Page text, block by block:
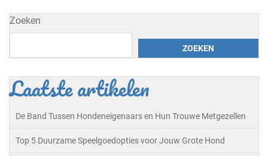
Zoeken
ZOEKEN
Laatste artikelen
De Band Tussen Hondeneigenaars en Hun Trouwe Metgezellen
Top 5 Duurzame Speelgoedopties voor Jouw Grote Hond